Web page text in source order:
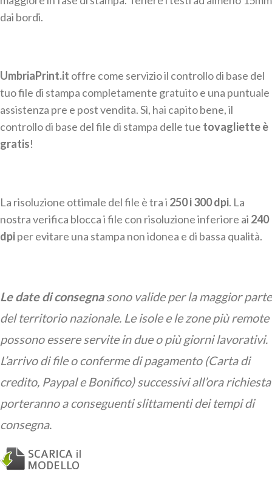
dai bordi.
UmbriaPrint.it offre come servizio il controllo di base del
tuo file di stampa completamente gratuito e una puntuale
assistenza pre e post vendita. Sì, hai capito bene, il
controllo di base del file di stampa delle tue tovagliette è
gratis!
La risoluzione ottimale del file è tra i 250 i 300 dpi. La
nostra verifica blocca i file con risoluzione inferiore ai 240
dpiper evitare una stampa non idonea e di bassa qualità.
Le date di consegnasono valide per la maggior parte
del territorio nazionale. Le isole e le zone più remote
possono essere servite in due o più giorni lavorativi.
L’arrivo di file o conferme di pagamento (Carta di
credito, Paypal e Bonifico) successivi all’ora richiesta
porteranno a conseguenti slittamenti dei tempi di
consegna.